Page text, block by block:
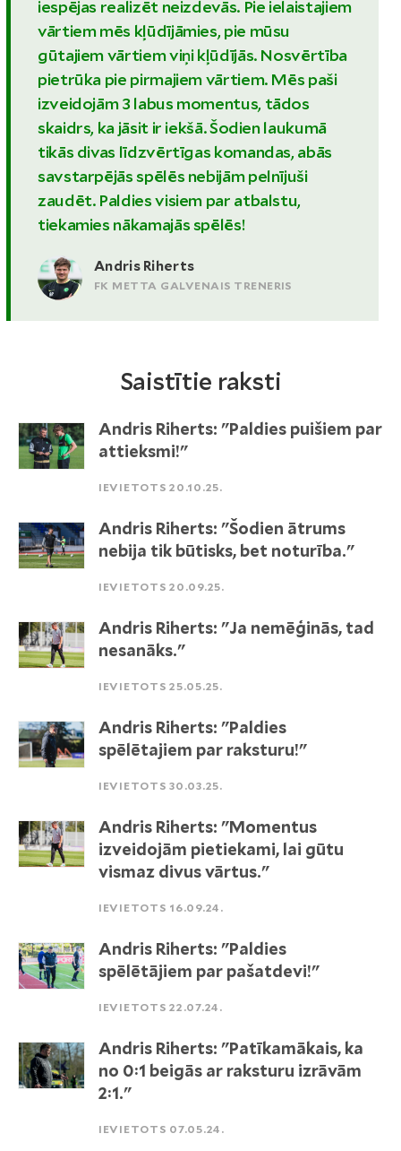
iespējas realizēt neizdevās. Pie ielaistajiem
vārtiem mēs kļūdījāmies, pie mūsu
gūtajiem vārtiem viņi kļūdījās. Nosvērtība
pietrūka pie pirmajiem vārtiem. Mēs paši
izveidojām 3 labus momentus, tādos
skaidrs, ka jāsit ir iekšā. Šodien laukumā
tikās divas līdzvērtīgas komandas, abās
savstarpējās spēlēs nebijām pelnījuši
zaudēt. Paldies visiem par atbalstu,
tiekamies nākamajās spēlēs!
Andris Riherts
FK METTA GALVENAIS TRENERIS
Saistītie raksti
Andris Riherts: "Paldies puišiem par
attieksmi!"
IEVIETOTS 20.10.25.
Andris Riherts: "Šodien ātrums
nebija tik būtisks, bet noturība."
IEVIETOTS 20.09.25.
Andris Riherts: "Ja nemēģinās, tad
nesanāks."
IEVIETOTS 25.05.25.
Andris Riherts: "Paldies
spēlētajiem par raksturu!"
IEVIETOTS 30.03.25.
Andris Riherts: "Momentus
izveidojām pietiekami, lai gūtu
vismaz divus vārtus."
IEVIETOTS 16.09.24.
Andris Riherts: "Paldies
spēlētājiem par pašatdevi!"
IEVIETOTS 22.07.24.
Andris Riherts: "Patīkamākais, ka
no 0:1 beigās ar raksturu izrāvām
2:1."
IEVIETOTS 07.05.24.